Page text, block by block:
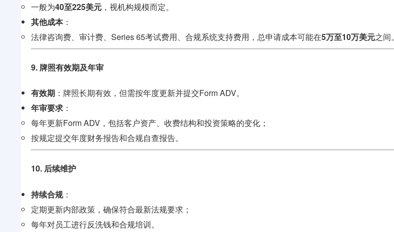
一般为40至225美元 ，视机构规模而定。
其他成本：
法律咨询费、审计费、Series 65考试费用、合规系统支持费用，总申请成本可能在5万至10万美元之间。
9. 牌照有效期及年审
有效期 ：牌照长期有效，但需按年度更新并提交Form ADV。
年审要求 ：
每年更新Form ADV，包括客户资产、收费结构和投资策略的变化；
按规定提交年度财务报告和合规自查报告。
10. 后续维护
持续合规：
定期更新内部政策，确保符合最新法规要求；
每年对员工进行反洗钱和合规培训。